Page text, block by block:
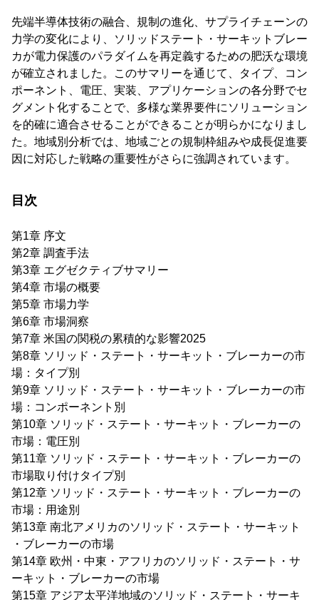
先端半導体技術の融合、規制の進化、サプライチェーンの
力学の変化により、ソリッドステート・サーキットブレー
カが電力保護のパラダイムを再定義するための肥沃な環境
が確立されました。このサマリーを通じて、タイプ、コン
ポーネント、電圧、実装、アプリケーションの各分野でセ
グメント化することで、多様な業界要件にソリューション
を的確に適合させることができることが明らかになりまし
た。地域別分析では、地域ごとの規制枠組みや成長促進要
因に対応した戦略の重要性がさらに強調されています。
目次
第1章 序文
第2章 調査手法
第3章 エグゼクティブサマリー
第4章 市場の概要
第5章 市場力学
第6章 市場洞察
第7章 米国の関税の累積的な影響2025
第8章 ソリッド・ステート・サーキット・ブレーカーの市
場：タイプ別
第9章 ソリッド・ステート・サーキット・ブレーカーの市
場：コンポーネント別
第10章 ソリッド・ステート・サーキット・ブレーカーの
市場：電圧別
第11章 ソリッド・ステート・サーキット・ブレーカーの
市場取り付けタイプ別
第12章 ソリッド・ステート・サーキット・ブレーカーの
市場：用途別
第13章 南北アメリカのソリッド・ステート・サーキット
・ブレーカーの市場
第14章 欧州・中東・アフリカのソリッド・ステート・サ
ーキット・ブレーカーの市場
第15章 アジア太平洋地域のソリッド・ステート・サーキ